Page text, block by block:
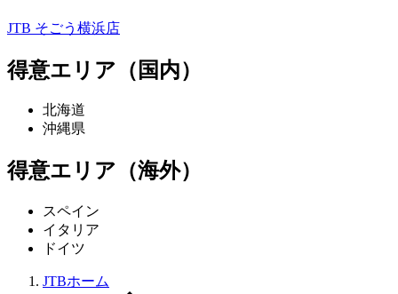
JTB そごう横浜店
得意エリア（国内）
北海道
沖縄県
得意エリア（海外）
スペイン
イタリア
ドイツ
JTBホーム